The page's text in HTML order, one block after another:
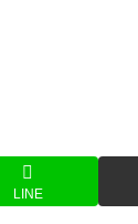
LINE